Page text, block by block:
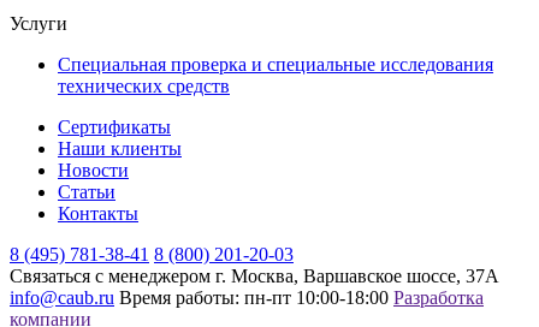
Услуги
Специальная проверка и специальные исследования
технических средств
Сертификаты
Наши клиенты
Новости
Статьи
Контакты
8 (495) 781-38-41 8 (800) 201-20-03
Связаться с менеджером г. Москва, Варшавское шоссе, 37А
info@caub.ru Время работы: пн-пт 10:00-18:00 Разработка
компании